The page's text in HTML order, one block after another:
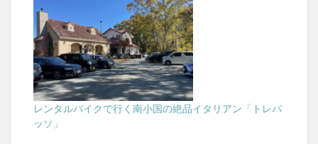
レンタルバイクで行く南小国の絶品イタリアン「トレパ
ッソ」